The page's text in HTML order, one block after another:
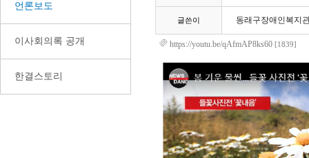
언론보도
이사회의록 공개
한결스토리
글쓴이 동래구장애인복지
https://youtu.be/qAfmAP8ks60 [1839]